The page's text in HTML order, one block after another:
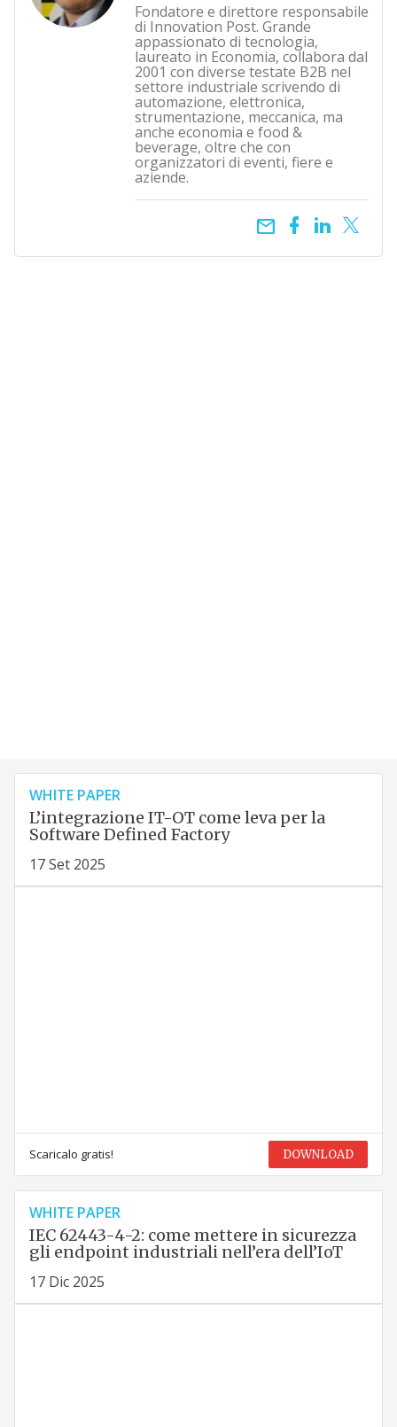
Fondatore e direttore responsabile
di Innovation Post. Grande
appassionato di tecnologia,
laureato in Economia, collabora dal
2001 con diverse testate B2B nel
settore industriale scrivendo di
automazione, elettronica,
strumentazione, meccanica, ma
anche economia e food &
beverage, oltre che con
organizzatori di eventi, fiere e
aziende.
email
WHITE PAPER
L’integrazione IT-OT come leva per la
Software Defined Factory
17 Set 2025
Scaricalo gratis! DOWNLOAD
WHITE PAPER
IEC 62443-4-2: come mettere in sicurezza
gli endpoint industriali nell’era dell’IoT
17 Dic 2025